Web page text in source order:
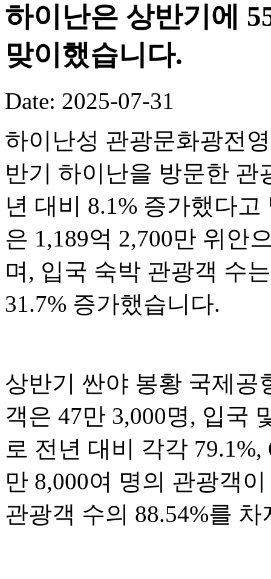
하이난은 상반기에
맞이했습니다.
Date: 2025-07-31
하이난성 관광문화광전
반기 하이난을 방문한 관
년 대비 8.1% 증가했다
은 1,189억 2,700만 위안
며, 입국 숙박 관광객 수
31.7% 증가했습니다.
상반기 싼야 봉황 국제공
객은 47만 3,000명, 입국
로 전년 대비 각각
만 8,000여 명의 관광객
관광객 수의 88.54%를